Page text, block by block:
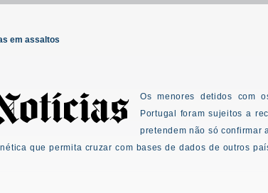
em assaltos
Os menores detidos com
Portugal foram sujeitos a
pretendem não só confirmar
que permita cruzar com bases de dados de outros